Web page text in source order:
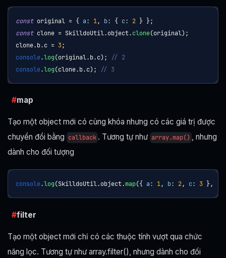
const original = { a: 1, b: { c: 2 } };
const clone = SkilldoUtil.object.clone(original) ;
clone.b.c = 3;
console.log(original.b.c) ;
// 2
console.log(clone.b.c) ; // 3
map
Tạo một object mới có cùng khóa nhưng có các giá trị được
chuyển đổi bằng callback . Tương tự như array.map() , nhưng
dành cho đối tượng
console.log(SkilldoUtil.object.map({ a: 1, b: 2, c: 3 },
filter
Tạo một object mới chỉ có các thuộc tính vượt qua chức
năng lọc. Tương tự như array.filter(), nhưng dành cho đối